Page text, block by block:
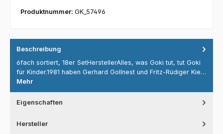
Produktnummer: GK_57496
Beschreibung
6fach sortiert, 18er SetHerstellerAlles, was Goki tut, tut Goki
für Kinder.1981 haben Gerhard Gollnest und Fritz-Rüdiger Kie…
Mehr
Eigenschaften
Hersteller